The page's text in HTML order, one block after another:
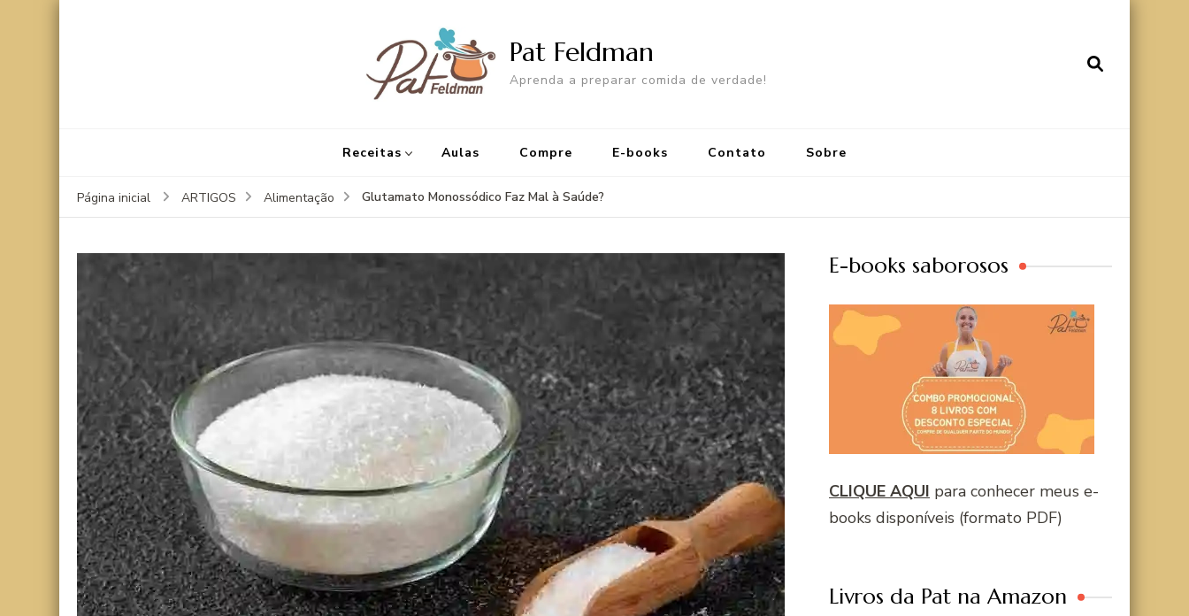
Pat Feldman
Aprenda a preparar comida de verdade!
Receitas Aulas Compre E-books Contato Sobre
Página inicial ARTIGOS Alimentação Glutamato Monossódico Faz Mal à Saúde?
E-books saborosos
CLIQUE AQUI para conhecer meus e-
books disponíveis (formato PDF)
Livros da Pat na Amazon